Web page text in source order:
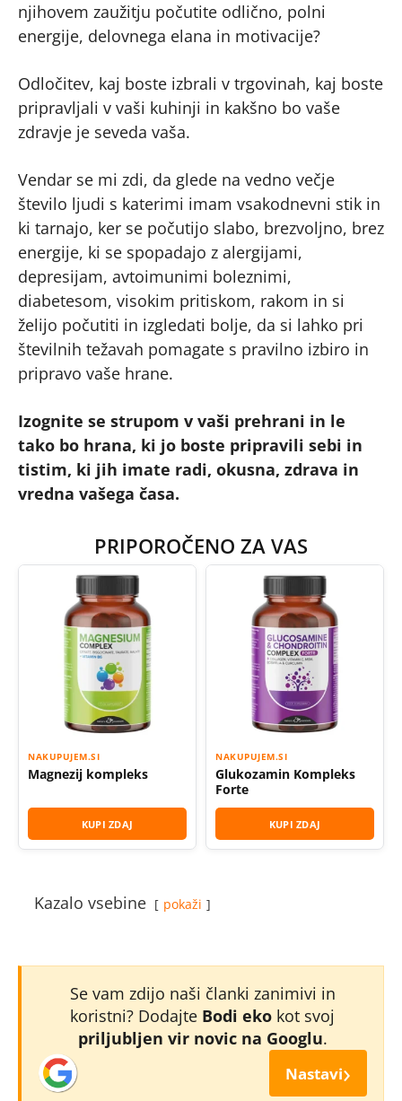
njihovem zaužitju počutite odlično, polni
energije, delovnega elana in motivacije?
Odločitev, kaj boste izbrali v trgovinah, kaj boste
pripravljali v vaši kuhinji in kakšno bo vaše
zdravje je seveda vaša.
Vendar se mi zdi, da glede na vedno večje
število ljudi s katerimi imam vsakodnevni stik in
ki tarnajo, ker se počutijo slabo, brezvoljno, brez
energije, ki se spopadajo z alergijami,
depresijam, avtoimunimi boleznimi,
diabetesom, visokim pritiskom, rakom in si
želijo počutiti in izgledati bolje, da si lahko pri
številnih težavah pomagate s pravilno izbiro in
pripravo vaše hrane.
Izognite se strupom v vaši prehrani in le
tako bo hrana, ki jo boste pripravili sebi in
tistim, ki jih imate radi, okusna, zdrava in
vredna vašega časa.
PRIPOROČENO ZA VAS
NAKUPUJEM.SI
Magnezij kompleks
KUPI ZDAJ
NAKUPUJEM.SI
Glukozamin Kompleks
Forte
KUPI ZDAJ
Kazalo vsebine pokaži
Se vam zdijo naši članki zanimivi in
koristni? Dodajte Bodi eko kot svoj
priljubljen vir novic na Googlu.
Nastavi›